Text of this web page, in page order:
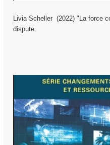
Livia Scheller (2022) " La force
dispute